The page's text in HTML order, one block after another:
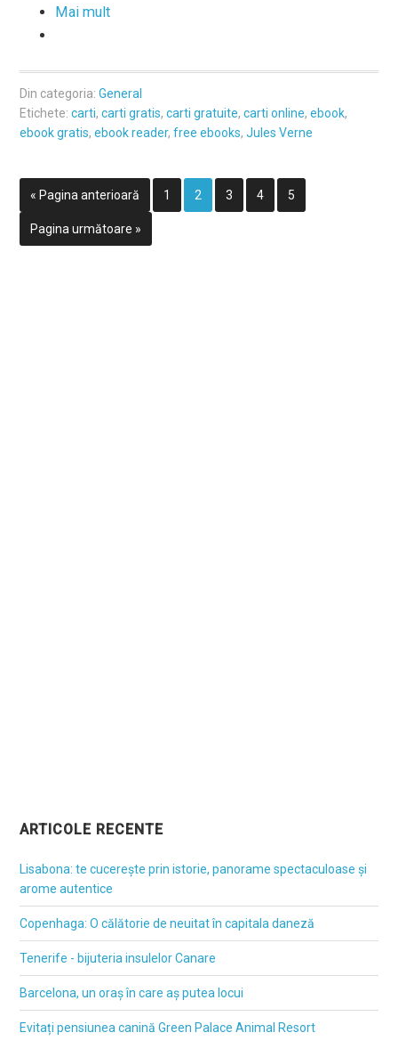
Mai mult
Din categoria:General
Etichete:carti,carti gratis,carti gratuite,carti online,ebook,
ebook gratis,ebook reader,free ebooks,Jules Verne
« Pagina anterioară 1 2 3 4 5
Pagina următoare »
ARTICOLE RECENTE
Lisabona: te cucerește prin istorie, panorame spectaculoase și
arome autentice
Copenhaga: O călătorie de neuitat în capitala daneză
Tenerife - bijuteria insulelor Canare
Barcelona, un oraș în care aș putea locui
Evitați pensiunea canină Green Palace Animal Resort